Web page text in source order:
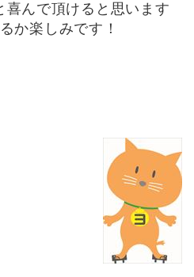
んで頂けると思います
か楽しみです！